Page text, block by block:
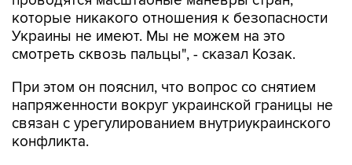
которые никакого отношения к безопасности
Украины не имеют. Мы не можем на это
смотреть сквозь пальцы", - сказал Козак.
При этом он пояснил, что вопрос со снятием
напряженности вокруг украинской границы не
связан с урегулированием внутриукраинского
конфликта.